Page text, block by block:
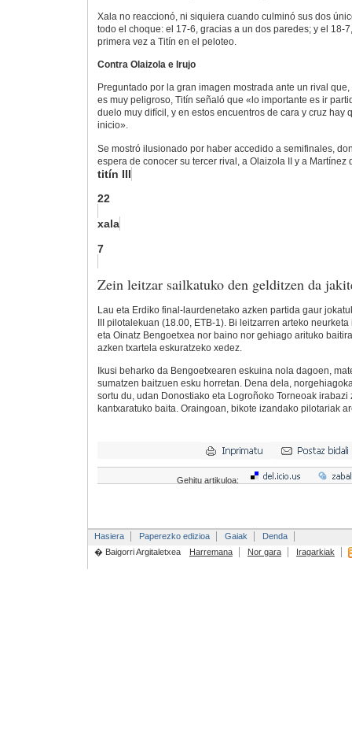
Xala no reaccionó, ni siquiera cuando culminó sus dos
todo el choque: el 17-6, gracias a un dos paredes; y el 18-
primera vez a Titín en el peloteo.
Contra Olaizola e Irujo
Preguntado por la gran imagen mostrada ante un rival
es muy peligroso, Titín señaló que «lo importante es ir
duelo muy difícil, y en estos encuentros de cara y cruz hay
inicio».
Se mostró ilusionado por haber accedido a semifinales,
espera de conocer su tercer rival, a Olaizola II y a Martínez
titín III
22
xala
7
Zein leitzar sailkatuko den gelditzen da
Lau eta Erdiko final-laurdenetako azken partida gaur
III pilotalekuan (18.00, ETB-1). Bi leitzarren arteko
eta Oinatz Bengoetxea nor baino nor gehiago arituko
azken txartela eskuratzeko xedez.
Ikusi beharko da Bengoetxearen eskuina nola dagoen,
sumatzen baitzuen esku horretan. Dena dela,
sortu du, udan Donostiako eta Logroñoko Torneoak irabazi
kantxaratuko baita. Oraingoan, bikote izandako pilotariak
Gehitu artikuloa:
Hasiera Paperezko edizioa Gaiak
Denda
� Baigorri Argitaletxea
Harremana Nor gara Iragarkiak